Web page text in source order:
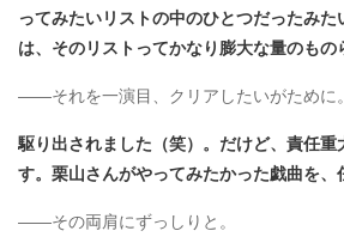
ってみたいリストの中のひとつだったみ
は、そのリストってかなり膨大な量のもの
――それを一演目、クリアしたいがために。
駆り出されました（笑）。だけど、責任重
す。栗山さんがやってみたかった戯曲を、
――その両肩にずっしりと。